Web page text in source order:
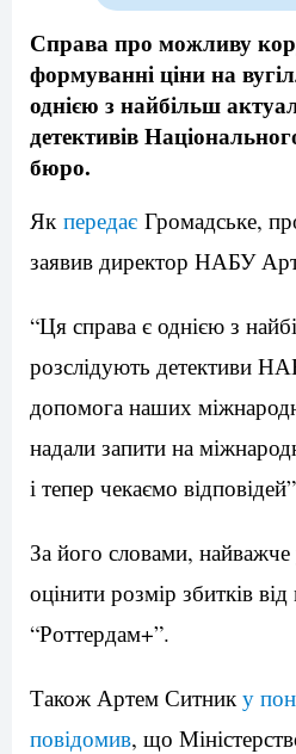
Справа про можливу
формуванні ціни на
однією з найбільш
детективів
бюро.
Як передає Громадське,
заявив директор НАБУ
“Ця справа є однією з
розслідують детективи
допомога наших
надали запити на
і тепер чекаємо
За його словами, найважче
оцінити розмір збитків
“Роттердам+”.
Також Артем Ситнику
повідомив, що